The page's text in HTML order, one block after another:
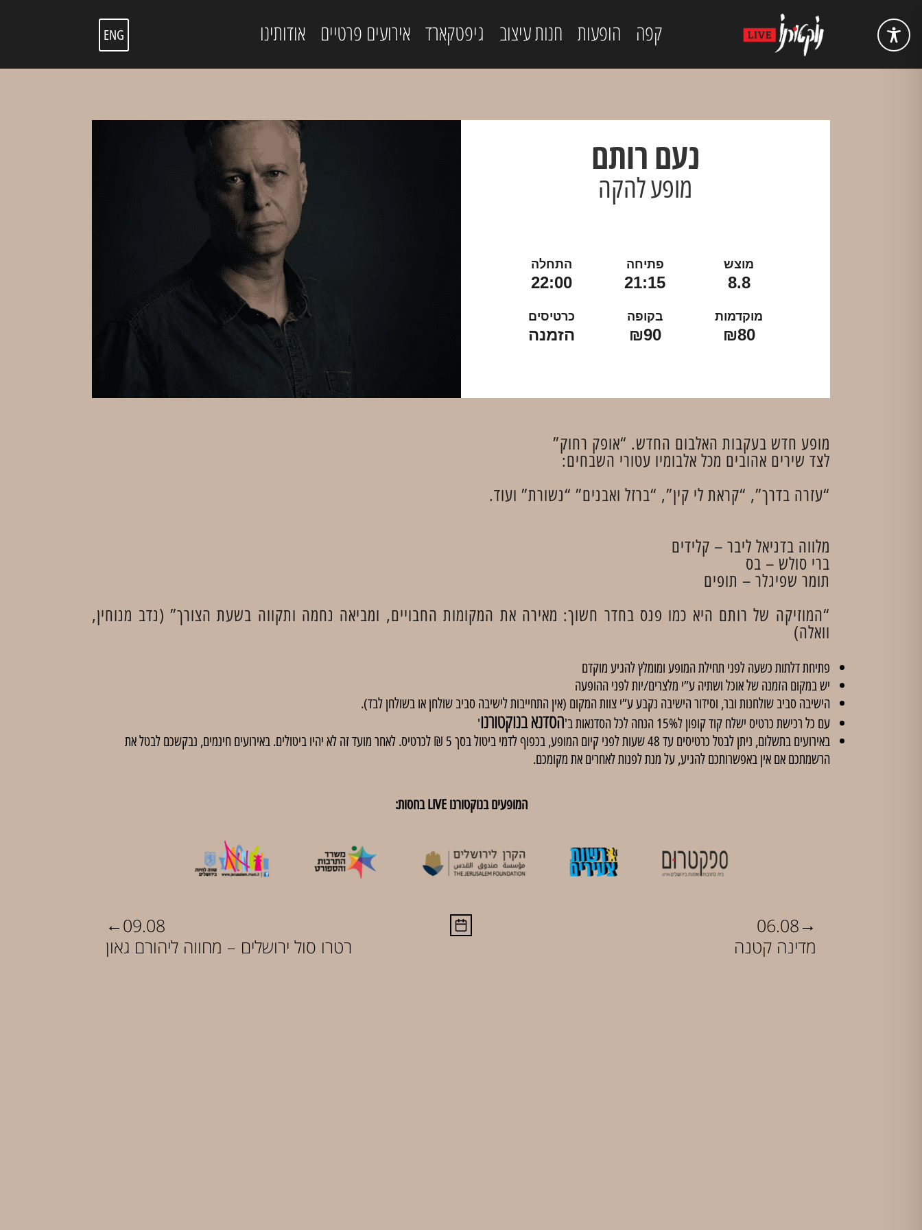
ENG קפה הופעות חנות עיצוב גיפטקארד אירועים פרטיים אודותינו
נעם רותם
מופע להקה
מוצש
8.8
פתיחה
21:15
התחלה
22:00
מוקדמות
₪80
בקופה
₪90
כרטיסים
הזמנה
מופע חדש בעקבות האלבום החדש. “אופק רחוק”
לצד שירים אהובים מכל אלבומיו עטורי השבחים:
“עזרה בדרך”, “קראת לי קין”, “ברזל ואבנים” “נשורת” ועוד.
מלווה בדניאל ליבר – קלידים
ברי סולש – בס
תומר שפיגלר – תופים
“המוזיקה של רותם היא כמו פנס בחדר חשוך: מאירה את המקומות החבויים, ומביאה נחמה ותקווה בשעת הצורך” (נדב מנוחין,
וואלה)
פתיחת דלתות כשעה לפני תחילת המופע ומומלץ להגיע מוקדם
יש במקום הזמנה של אוכל ושתיה ע”י מלצרים/יות לפני ההופעה
הישיבה סביב שולחנות ובר, וסידור הישיבה נקבע ע”י צוות המקום (אין התחייבות לישיבה סביב שולחן או בשולחן לבד).
עם כל רכישת כרטיס ישלח קוד קופון ל15% הנחה לכל הסדנאות ב'
הסדנא בנוקטורנו'
באירועים בתשלום, ניתן לבטל כרטיסים עד 48 שעות לפני קיום המופע, בכפוף לדמי ביטול בסך 5 ₪ לכרטיס. לאחר מועד זה לא יהיו ביטולים. באירועים חינמים, נבקשכם לבטל את
הרשמתכם אם אין באפשרותכם להגיע, על מנת לפנות לאחרים את מקומכם.
המופעים בנוקטורנו LIVE בחסות:
←09.08
רטרו סול ירושלים – מחווה ליהורם גאון
06.08→
מדינה קטנה